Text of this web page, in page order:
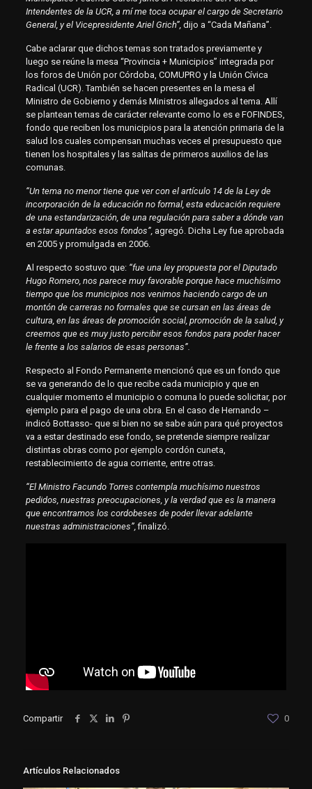
Intendentes de la UCR, a mí me toca ocupar el cargo de Secretario
General, y el Vicepresidente Ariel Grich”, dijo a “Cada Mañana”.
Cabe aclarar que dichos temas son tratados previamente y
luego se reúne la mesa “Provincia + Municipios” integrada por
los foros de Unión por Córdoba, COMUPRO y la Unión Cívica
Radical (UCR). También se hacen presentes en la mesa el
Ministro de Gobierno y demás Ministros allegados al tema. Allí
se plantean temas de carácter relevante como lo es e FOFINDES,
fondo que reciben los municipios para la atención primaria de la
salud los cuales compensan muchas veces el presupuesto que
tienen los hospitales y las salitas de primeros auxilios de las
comunas.
“Un tema no menor tiene que ver con el artículo 14 de la Ley de
incorporación de la educación no formal, esta educación requiere
de una estandarización, de una regulación para saber a dónde van
a estar apuntados esos fondos”,agregó. Dicha Ley fue aprobada
en 2005 y promulgada en 2006.
Al respecto sostuvo que: “fue una ley propuesta por el Diputado
Hugo Romero, nos parece muy favorable porque hace muchísimo
tiempo que los municipios nos venimos haciendo cargo de un
montón de carreras no formales que se cursan en las áreas de
cultura, en las áreas de promoción social, promoción de la salud, y
creemos que es muy justo percibir esos fondos para poder hacer
le frente a los salarios de esas personas”.
Respecto al Fondo Permanente mencionó que es un fondo que
se va generando de lo que recibe cada municipio y que en
cualquier momento el municipio o comuna lo puede solicitar, por
ejemplo para el pago de una obra. En el caso de Hernando –
indicó Bottasso- que si bien no se sabe aún para qué proyectos
va a estar destinado ese fondo, se pretende siempre realizar
distintas obras como por ejemplo cordón cuneta,
restablecimiento de agua corriente, entre otras.
“El Ministro Facundo Torres contempla muchísimo nuestros
pedidos, nuestras preocupaciones, y la verdad que es la manera
que encontramos los cordobeses de poder llevar adelante
nuestras administraciones”,finalizó.
Compartir 0
Artículos Relacionados